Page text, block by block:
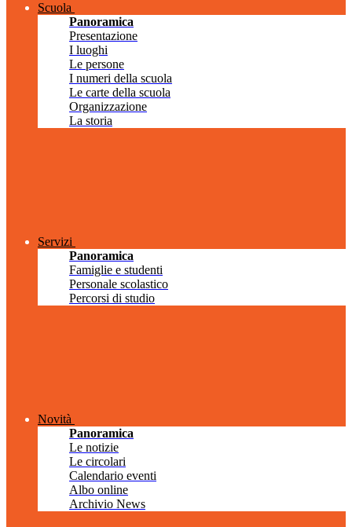
Scuola
Panoramica
Presentazione
I luoghi
Le persone
I numeri della scuola
Le carte della scuola
Organizzazione
La storia
Servizi
Panoramica
Famiglie e studenti
Personale scolastico
Percorsi di studio
Novità
Panoramica
Le notizie
Le circolari
Calendario eventi
Albo online
Archivio News